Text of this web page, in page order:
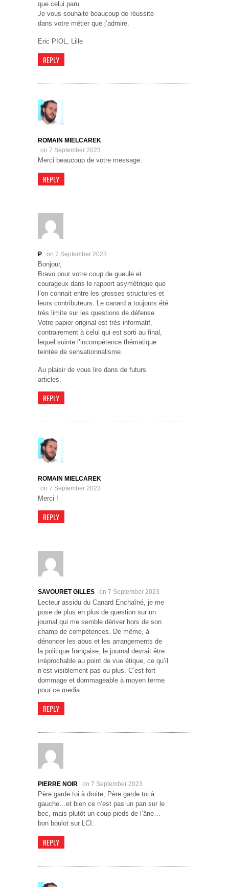
que celui paru.
Je vous souhaite beaucoup de réussite
dans votre métier que j’admire.
Eric PIOL, Lille
REPLY
ROMAIN MIELCAREK
on 7 September 2023
Merci beaucoup de votre message.
REPLY
P on 7 September 2023
Bonjour,
Bravo pour votre coup de gueule et
courageux dans le rapport asymétrique que
l’on connait entre les grosses structures et
leurs contributeurs. Le canard a toujours été
très limite sur les questions de défense.
Votre papier original est très informatif,
contrairement à celui qui est sorti au final,
lequel suinte l’incompétence thématique
teintée de sensationnalisme.
Au plaisir de vous lire dans de futurs
articles.
REPLY
ROMAIN MIELCAREK
on 7 September 2023
Merci !
REPLY
SAVOURET GILLES on 7 September 2023
Lecteur assidu du Canard Enchaîné, je me
pose de plus en plus de question sur un
journal qui me semble dériver hors de son
champ de compétences. De même, à
dénoncer les abus et les arrangements de
la politique française, le journal devrait être
irréprochable au point de vue étique, ce qu’il
n’est visiblement pas ou plus. C’est fort
dommage et dommageable à moyen terme
pour ce media.
REPLY
PIERRE NOIR on 7 September 2023
Père garde toi à droite, Père garde toi à
gauche…et bien ce n’est pas un pan sur le
bec, mais plutôt un coup pieds de l’âne…
bon boulot sur LCI.
REPLY